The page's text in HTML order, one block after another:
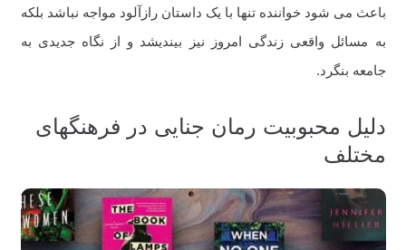
باعث می شود خواننده تنها با یک داستان رازآلود مواجه نباشد بلکه
به مسائل واقعی زندگی امروز نیز بیندیشد و از نگاه جدیدی به
جامعه بنگرد.
دلیل محبوبیت رمان جنایی در فرهنگهای
مختلف